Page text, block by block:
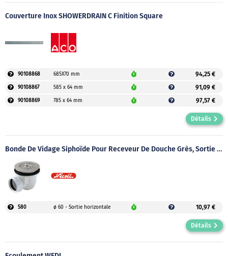
Couverture Inox SHOWERDRAIN C Finition Square
90108868 685X70 mm 94,25 €
90108867 585 x 64 mm 91,09 €
90108869 785 x 64 mm 97,57 €
Détails
Bonde De Vidage Siphoïde Pour Receveur De Douche Grès, Sortie Horizontale Ø 60 Mm À Grille Inox, À Visser Ou À Coller
580 ø 60 - Sortie horizontale 10,97 €
Détails